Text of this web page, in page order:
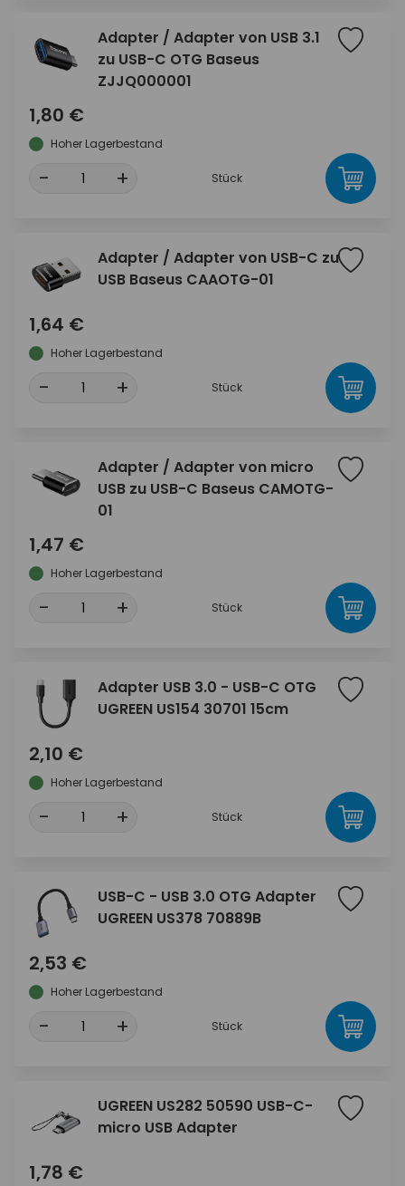
Adapter / Adapter von USB 3.1
zu USB-C OTG Baseus
ZJJQ000001
1,80 €
Hoher Lagerbestand
- + Stück
Adapter / Adapter von USB-C zu
USB Baseus CAAOTG-01
1,64 €
Hoher Lagerbestand
- + Stück
Adapter / Adapter von micro
USB zu USB-C Baseus CAMOTG-
01
1,47 €
Hoher Lagerbestand
- + Stück
Adapter USB 3.0 - USB-C OTG
UGREEN US154 30701 15cm
2,10 €
Hoher Lagerbestand
- + Stück
USB-C - USB 3.0 OTG Adapter
UGREEN US378 70889B
2,53 €
Hoher Lagerbestand
- + Stück
UGREEN US282 50590 USB-C-
micro USB Adapter
1,78 €